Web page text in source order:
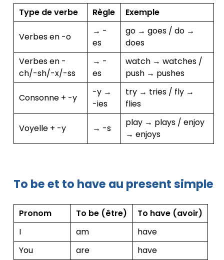
Type de verbe Règle Exemple
Verbes en -o
→ -
es
go → goes / do →
does
Verbes en -
ch/-sh/-x/-ss
→ -
es
watch → watches /
push → pushes
Consonne + -y
-y →
-ies
try → tries / fly →
flies
Voyelle + -y → -s
play → plays / enjoy
→ enjoys
To be et to have au present simple
Pronom To be (être)
To have (avoir)
I
am
have
You
are
have